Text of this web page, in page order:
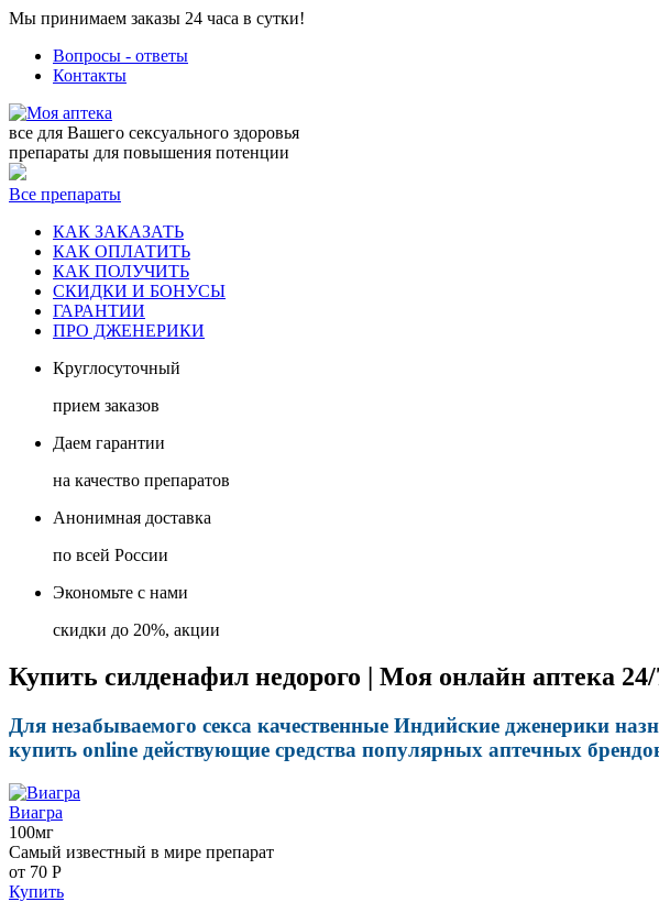
Мы принимаем заказы 24 часа в сутки!
Вопросы - ответы
Контакты
все для Вашего сексуального здоровья
препараты для повышения потенции
Все препараты
КАК ЗАКАЗАТЬ
КАК ОПЛАТИТЬ
КАК ПОЛУЧИТЬ
СКИДКИ И БОНУСЫ
ГАРАНТИИ
ПРО ДЖЕНЕРИКИ
Круглосуточный
прием заказов
Даем гарантии
на качество препаратов
Анонимная доставка
по всей России
Экономьте с нами
скидки до 20%, акции
Купить силденафил недорого | Моя онлайн аптека
Для незабываемого секса качественные Индийские дженерики
купить online действующие средства популярных аптечных
Виагра
100мг
Самый известный в мире препарат
от 70 Р
Купить